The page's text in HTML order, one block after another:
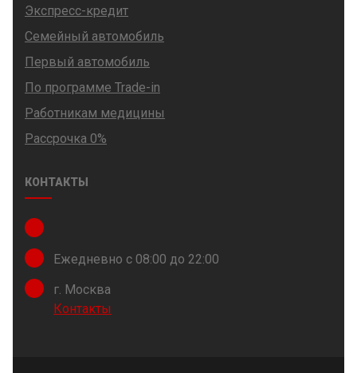
Экспресс-кредит
Семейный автомобиль
Первый автомобиль
По программе Trade-in
Работникам медицины
Рассрочка 0%
КОНТАКТЫ
Ежедневно с 08:00 до 22:00
г. Москва
Контакты